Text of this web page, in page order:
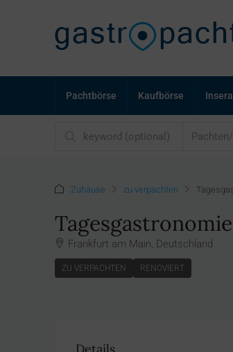
Pachtbörse Kaufbörse
Pachten/
Zuhause zu verpachten
Frankfurt am Main, Deutschland
ZU VERPACHTEN RENOVIERT